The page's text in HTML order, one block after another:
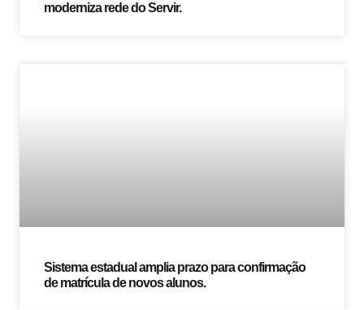
moderniza rede do Servir.
Sistema estadual amplia prazo para confirmação
de matrícula de novos alunos.